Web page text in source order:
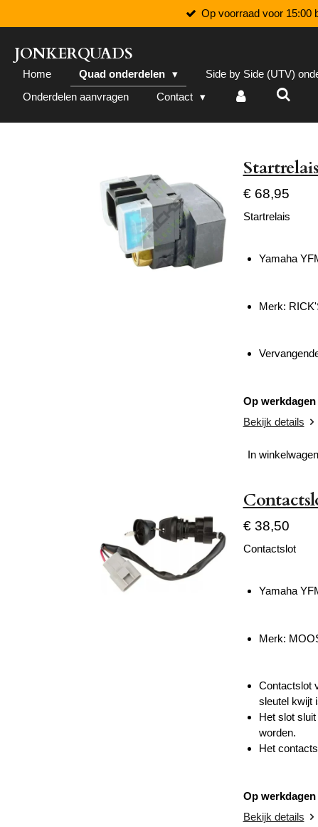
direct
naar
de
hoofdinhoud
Op voorraad voor 15:00
JONKERQUADS
Home Quad onderdelen Side by Side (UTV)
Onderdelen aanvragen
Contact
€ 68,95
Startrelais
Yamaha
Merk:
Op
Bekijk details
In winkelwagen
€ 38,50
Contactslot
Yamaha
Merk:
Contactslot
sleutel kwijt
Het slot
worden.
Het
Op
Bekijk details